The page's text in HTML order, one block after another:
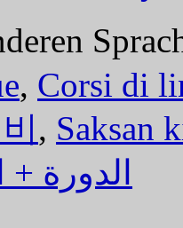
, Corsi di
, Saksan
الدورة +